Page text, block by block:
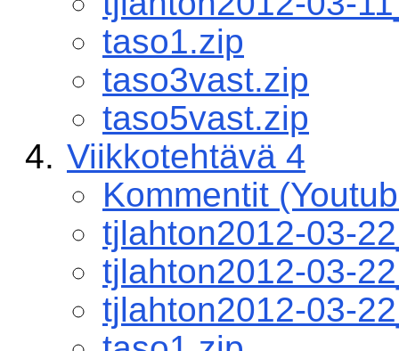
taso1.zip
taso3vast.zip
taso5vast.zip
Viikkotehtävä 4
Kommentit
tjlahton2012-03-
tjlahton2012-03-
tjlahton2012-03-